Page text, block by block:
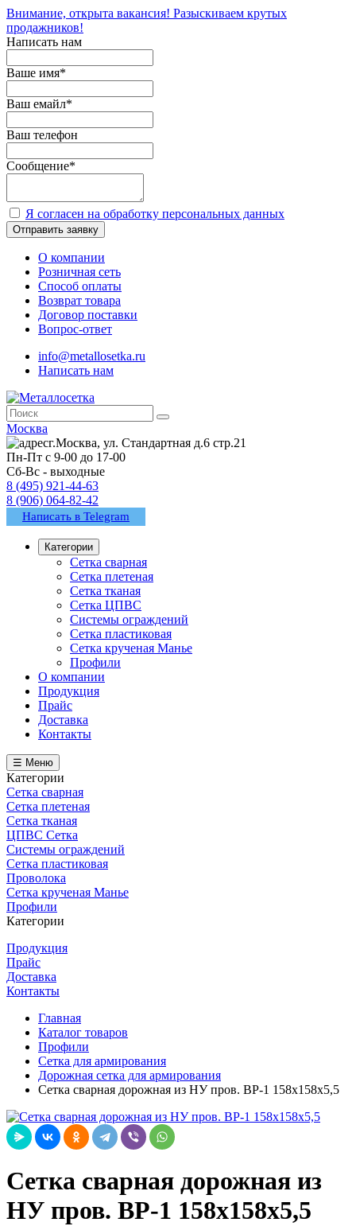
Внимание, открыта вакансия! Разыскиваем крутых
продажников!
Написать нам
Ваше имя*
Ваш емайл*
Ваш телефон
Сообщение*
Я согласен на обработку персональных данных
Отправить заявку
О компании
Розничная сеть
Способ оплаты
Возврат товара
Договор поставки
Вопрос-ответ
info@metallosetka.ru
Написать нам
Москва
г.Москва, ул. Стандартная д.6 стр.21
Пн-Пт с 9-00 до 17-00
Сб-Вс - выходные
8 (495) 921-44-63
8 (906) 064-82-42
Написать в Telegram
Категории
Сетка сварная
Сетка плетеная
Сетка тканая
Сетка ЦПВС
Системы ограждений
Сетка пластиковая
Сетка крученая Манье
Профили
О компании
Продукция
Прайс
Доставка
Контакты
☰ Меню
Категории
Сетка сварная
Сетка плетеная
Сетка тканая
ЦПВС Сетка
Системы ограждений
Сетка пластиковая
Проволока
Сетка крученая Манье
Профили
Категории
Продукция
Прайс
Доставка
Контакты
Главная
Каталог товаров
Профили
Сетка для армирования
Дорожная сетка для армирования
Cетка сварная дорожная из НУ пров. ВР-1 158х158х5,5
Cетка сварная дорожная из
НУ пров. ВР-1 158х158х5,5